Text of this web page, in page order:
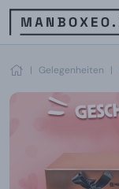
| Gelegenheiten |